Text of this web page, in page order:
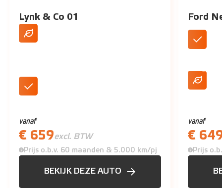
Lynk & Co 01
vanaf
€ 659excl. BTW
Prijs o.b.v. 60 maanden & 5.000 km/pj
BEKIJK DEZE AUTO
Ford
vanaf
€
Prijs